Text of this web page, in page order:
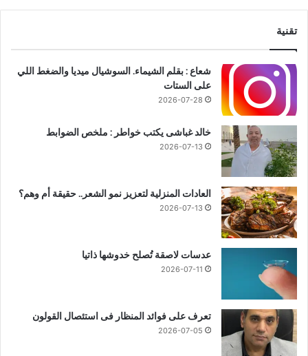
تقنية
شعاع : بقلم الشيماء. السوشيال ميديا والضغط اللي
على الستات
2026-07-28
خالد غباشى يكتب خواطر : ملخص الضوابط
2026-07-13
العادات المنزلية لتعزيز نمو الشعر.. حقيقة أم وهم؟
2026-07-13
عدسات لاصقة تُصلح خدوشها ذاتيا
2026-07-11
تعرف على فوائد المنظار فى استئصال القولون
2026-07-05